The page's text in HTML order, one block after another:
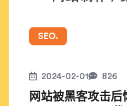
SEO.
2024-02-01 826
网站被黑客攻击